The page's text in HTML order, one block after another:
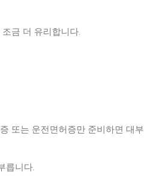
금 더 유리합니다.
또는 운전면허증만 준비하면 대부
릅니다.